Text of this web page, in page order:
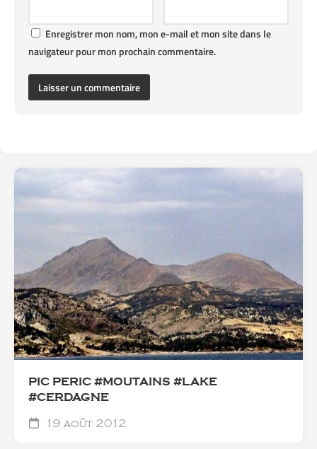
Enregistrer mon nom, mon e-mail et mon site dans le
navigateur pour mon prochain commentaire.
PIC PERIC #MOUTAINS #LAKE
#CERDAGNE
19 août 2012